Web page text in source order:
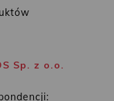
Sp. z o.o.